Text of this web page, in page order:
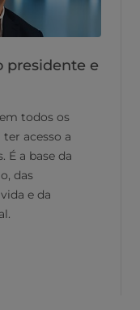
presidente e
todos os
acesso a
É a base da
das
e da